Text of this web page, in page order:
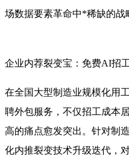
场数据要素革命中*稀缺的战
企业内荐裂变宝：免费AI招
在全国大型制造业规模化用
聘外包服务，不仅招工成本
高的痛点愈发突出。针对制
化内推裂变技术升级迭代，